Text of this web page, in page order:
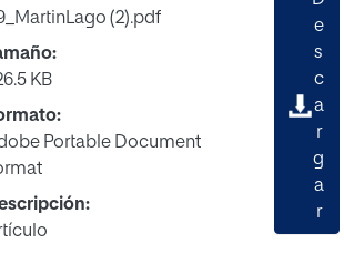
(2).pdf
KB
Portable Document
e
s
c
a
r
g
a
r